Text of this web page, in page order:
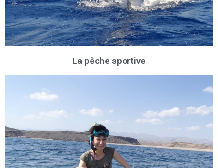
La pêche sportive